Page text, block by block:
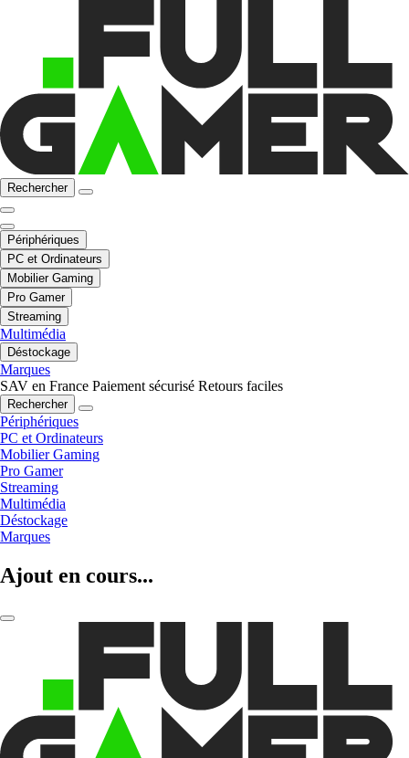
Rechercher
Périphériques
PC et Ordinateurs
Mobilier Gaming
Pro Gamer
Streaming
Multimédia
Déstockage
Marques
SAV en France Paiement sécurisé Retours faciles
Rechercher
Périphériques
PC et Ordinateurs
Mobilier Gaming
Pro Gamer
Streaming
Multimédia
Déstockage
Marques
Ajout en cours...